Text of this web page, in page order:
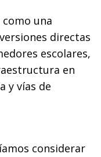
una
directas
escolares,
en
y vías de
considerar